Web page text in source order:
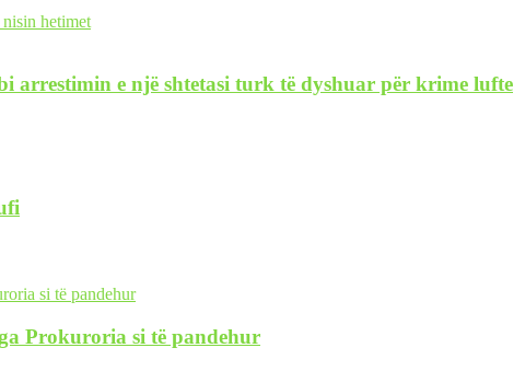
arrestimin e një shtetasi turk të dyshuar për krime lufte
Prokuroria si të pandehur